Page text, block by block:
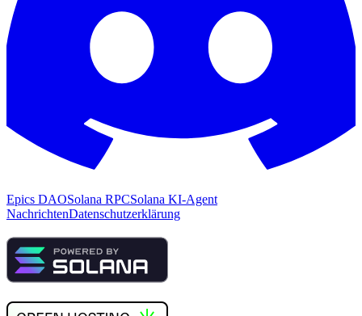
Epics DAOSolana RPCSolana KI-Agent
NachrichtenDatenschutzerklärung